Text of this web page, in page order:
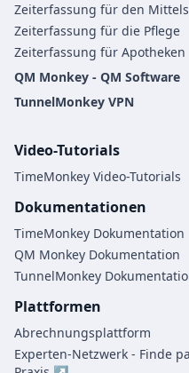
Zeiterfassung für den
Zeiterfassung für die Pflege
Zeiterfassung für Apotheken
QM Monkey - QM Software
TunnelMonkey VPN
Video-Tutorials
TimeMonkey Video-Tutorials
Dokumentationen
TimeMonkey Dokumentation
QM Monkey Dokumentation
TunnelMonkey
Plattformen
Abrechnungsplattform
Experten-Netzwerk - Finde